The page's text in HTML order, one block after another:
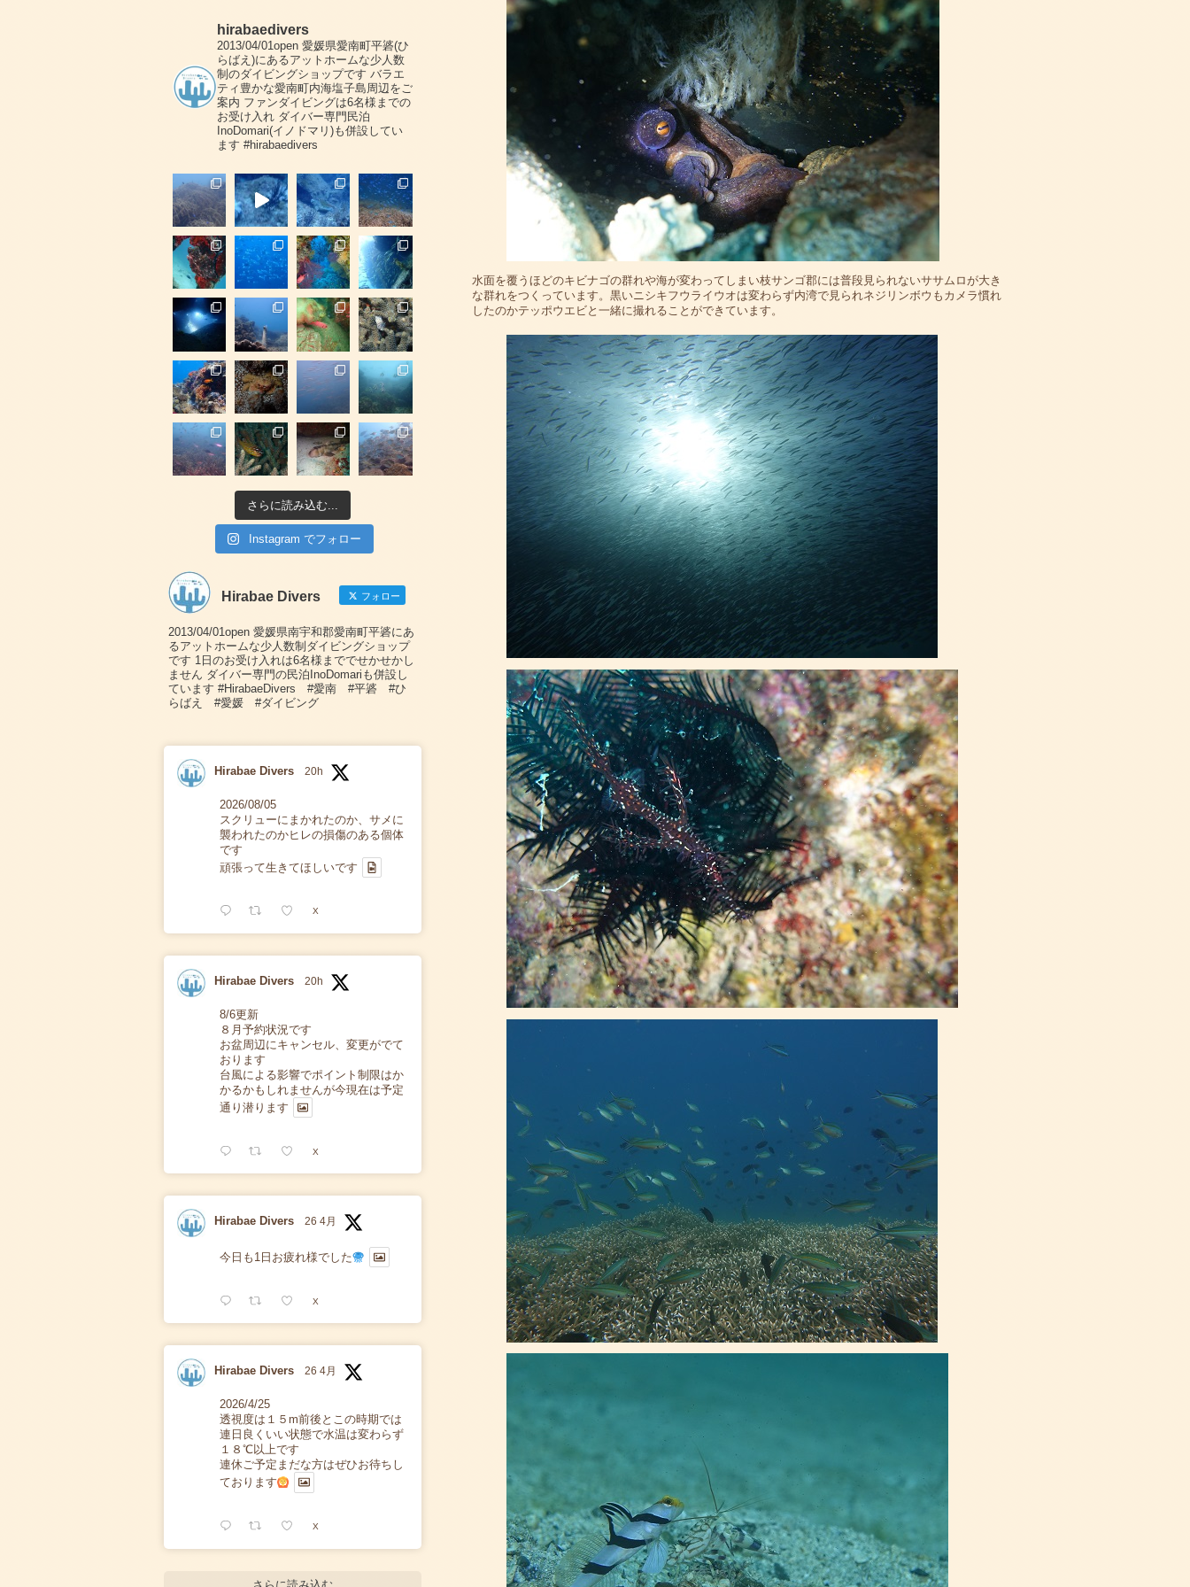
水面を覆うほどのキビナゴの群れや海が変わってしまい枝サンゴ郡には普段見られないササムロが大き
な群れをつくっています。黒いニシキフウライウオは変わらず内湾で見られネジリンボウもカメラ慣れ
したのかテッポウエビと一緒に撮れることができています。
hirabaedivers
2013/04/01open愛媛県愛南町平碆(ひ
らばえ)にあるアットホームな少人数
制のダイビングショップです バラエ
ティ豊かな愛南町内海塩子島周辺をご
案内 ファンダイビングは6名様までの
お受け入れダイバー専門民泊
InoDomari(イノドマリ)も併設してい
ます #hirabaedivers
さらに読み込む...
Instagram でフォロー
Hirabae Divers フォロー
2013/04/01open 愛媛県南宇和郡愛南町平碆にあ
るアットホームな少人数制ダイビングショップ
です 1日のお受け入れは6名様まででせかせかし
ません ダイバー専門の民泊InoDomariも併設し
ています #HirabaeDivers #愛南 #平碆 #ひ
らばえ #愛媛 #ダイビング
Hirabae Divers 20h
2026/08/05
スクリューにまかれたのか、サメに
襲われたのかヒレの損傷のある個体
です
頑張って生きてほしいです
X
Hirabae Divers 20h
8/6更新
８月予約状況です
お盆周辺にキャンセル、変更がでて
おります
台風による影響でポイント制限はか
かるかもしれませんが今現在は予定
通り潜ります
X
Hirabae Divers 26 4月
今日も1日お疲れ様でした
X
Hirabae Divers 26 4月
2026/4/25
透視度は１５m前後とこの時期では
連日良くいい状態で水温は変わらず
１８℃以上です
連休ご予定まだな方はぜひお待ちし
ております
X
さらに読み込む